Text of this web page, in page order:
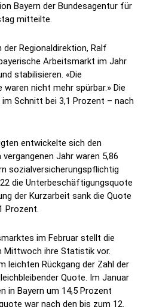
Bayern der Bundesagentur für
mitteilte.
Regionaldirektion, Ralf
Arbeitsmarkt im Jahr
stabilisieren. «Die
nicht mehr spürbar.» Die
Schnitt bei 3,1 Prozent – nach
entwickelte sich den
Jahr waren 5,86
sozialversicherungspflichtig
die Unterbeschäftigungsquote
der Kurzarbeit sank die Quote
Prozent.
im Februar stellt die
Mittwoch ihre Statistik vor.
leichten Rückgang der Zahl der
Quote. Im Januar
in Bayern um 14,5 Prozent
war nach den bis zum 12.